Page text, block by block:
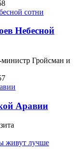
Небесной
Гройсман и
Аравии